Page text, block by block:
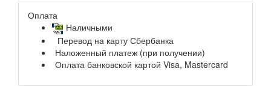
Оплата
Наличными
Перевод на карту Сбербанка
Наложенный платеж (при получении)
Оплата банковской картой Visa, Mastercard